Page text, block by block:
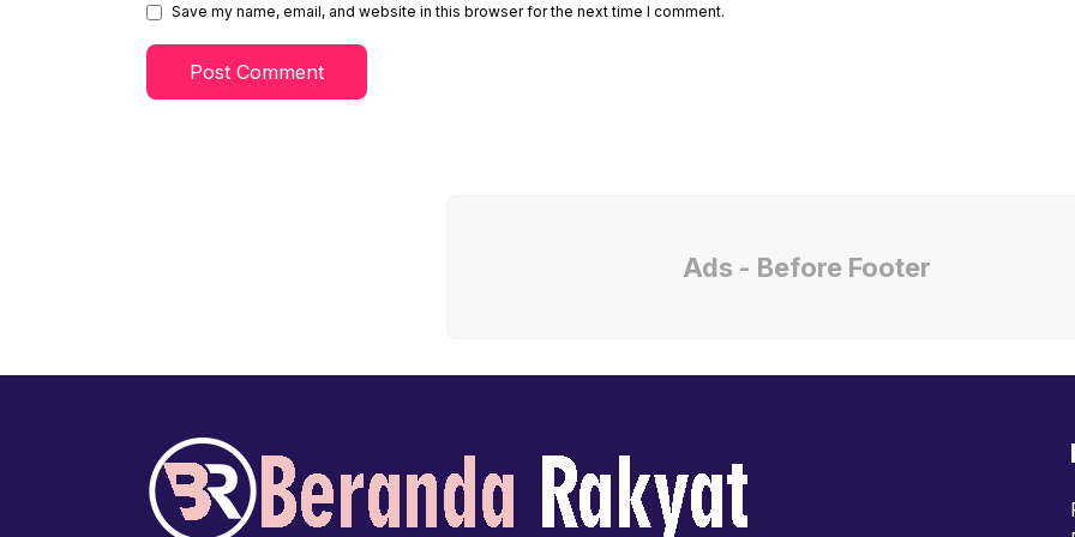
Save my name, email, and website in this browser for the next time I comment.
Ads - Before Footer